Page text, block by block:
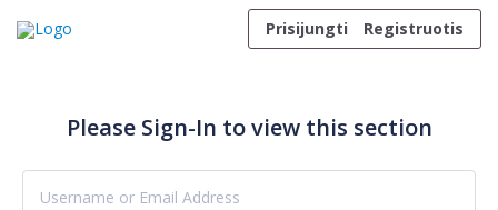
Prisijungti
Registruotis
Please Sign-In to view this section